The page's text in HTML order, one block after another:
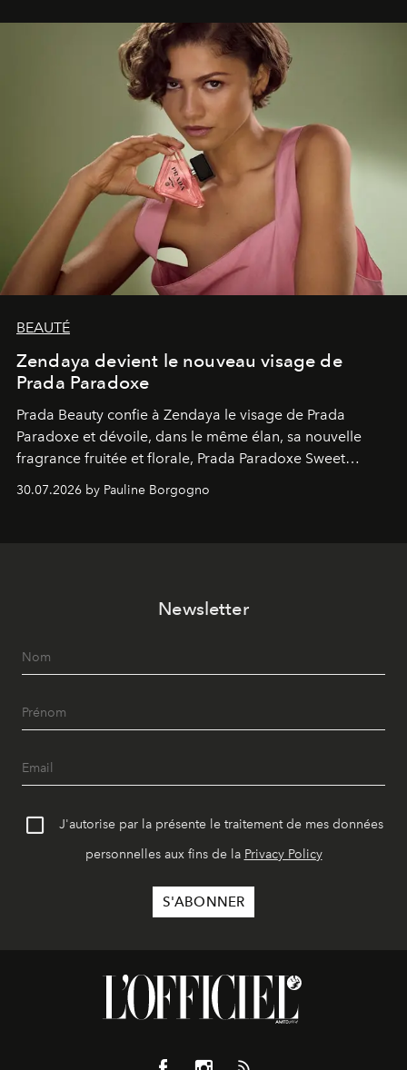
émerveillement.
BEAUTÉ
Zendaya devient le nouveau visage de
Prada Paradoxe
Prada Beauty confie à Zendaya le visage de Prada
Paradoxe et dévoile, dans le même élan, sa nouvelle
fragrance fruitée et florale, Prada Paradoxe Sweet
Chemistry Eau de Parfum.
30.07.2026 by Pauline Borgogno
Newsletter
J'autorise par la présente le traitement de mes données
personnelles aux fins de la Privacy Policy